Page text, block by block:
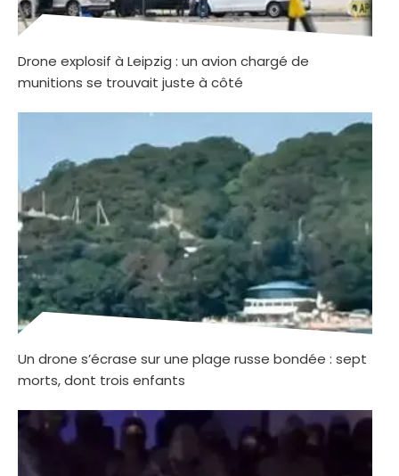
Drone explosif à Leipzig : un avion chargé de
munitions se trouvait juste à côté
Un drone s’écrase sur une plage russe bondée : sept
morts, dont trois enfants